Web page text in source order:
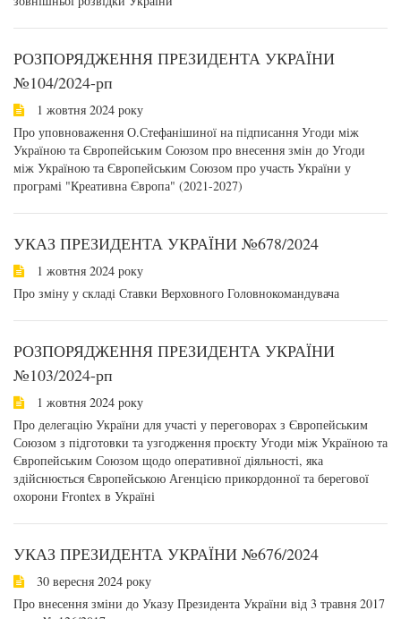
РОЗПОРЯДЖЕННЯ ПРЕЗИДЕНТА УКРАЇНИ
№104/2024-рп
1 жовтня 2024 року
Про уповноваження О.Стефанішиної на підписання Угоди між
Україною та Європейським Союзом про внесення змін до Угоди
між Україною та Європейським Союзом про участь України у
програмі "Креативна Європа" (2021-2027)
УКАЗ ПРЕЗИДЕНТА УКРАЇНИ №678/2024
1 жовтня 2024 року
Про зміну у складі Ставки Верховного Головнокомандувача
РОЗПОРЯДЖЕННЯ ПРЕЗИДЕНТА УКРАЇНИ
№103/2024-рп
1 жовтня 2024 року
Про делегацію України для участі у переговорах з Європейським
Союзом з підготовки та узгодження проєкту Угоди між Україною та
Європейським Союзом щодо оперативної діяльності, яка
здійснюється Європейською Агенцією прикордонної та берегової
охорони Frontex в Україні
УКАЗ ПРЕЗИДЕНТА УКРАЇНИ №676/2024
30 вересня 2024 року
Про внесення зміни до Указу Президента України від 3 травня 2017